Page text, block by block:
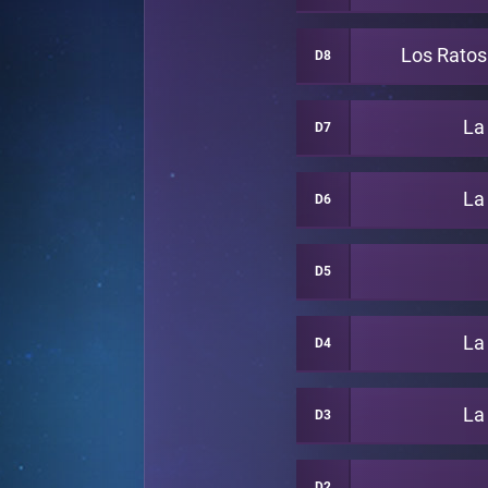
D8 Los
D7
D6
D5
D4
D3